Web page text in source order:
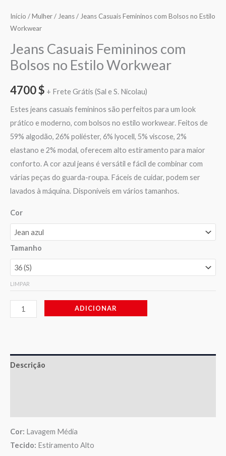
Início /Mulher/ Jeans/ Jeans Casuais Femininos com Bolsos no Estilo
Workwear
Jeans Casuais Femininos com
Bolsos no Estilo Workwear
4700$ + Frete Grátis (Sal e S. Nicolau)
Estes jeans casuais femininos são perfeitos para um look
prático e moderno, com bolsos no estilo workwear. Feitos de
59% algodão, 26% poliéster, 6% lyocell, 5% viscose, 2%
elastano e 2% modal, oferecem alto estiramento para maior
conforto. A cor azul jeans é versátil e fácil de combinar com
várias peças do guarda-roupa. Fáceis de cuidar, podem ser
lavados à máquina. Disponíveis em vários tamanhos.
Cor
Tamanho
LIMPAR
ADICIONAR
Descrição
Cor: Lavagem Média
Tecido: Estiramento Alto